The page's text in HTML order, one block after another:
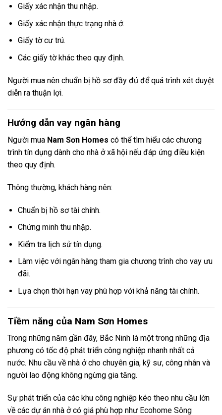
Giấy xác nhận thu nhập.
Giấy xác nhận thực trạng nhà ở.
Giấy tờ cư trú.
Các giấy tờ khác theo quy định.
Người mua nên chuẩn bị hồ sơ đầy đủ để quá trình xét duyệt
diễn ra thuận lợi.
Hướng dẫn vay ngân hàng
Người mua Nam Sơn Homes có thể tìm hiểu các chương
trình tín dụng dành cho nhà ở xã hội nếu đáp ứng điều kiện
theo quy định.
Thông thường, khách hàng nên:
Chuẩn bị hồ sơ tài chính.
Chứng minh thu nhập.
Kiểm tra lịch sử tín dụng.
Làm việc với ngân hàng tham gia chương trình cho vay ưu
đãi.
Lựa chọn thời hạn vay phù hợp với khả năng tài chính.
Tiềm năng của Nam Sơn Homes
Trong những năm gần đây, Bắc Ninh là một trong những địa
phương có tốc độ phát triển công nghiệp nhanh nhất cả
nước. Nhu cầu về nhà ở cho chuyên gia, kỹ sư, công nhân và
người lao động không ngừng gia tăng.
Sự phát triển của các khu công nghiệp kéo theo nhu cầu lớn
về các dự án nhà ở có giá phù hợp như Ecohome Sông